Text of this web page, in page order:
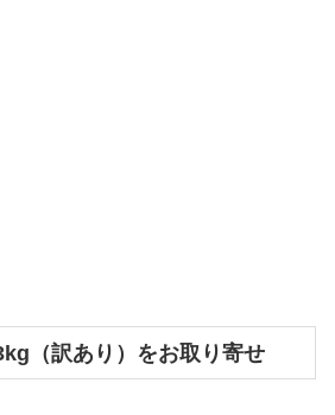
（訳あり）をお取り寄せ